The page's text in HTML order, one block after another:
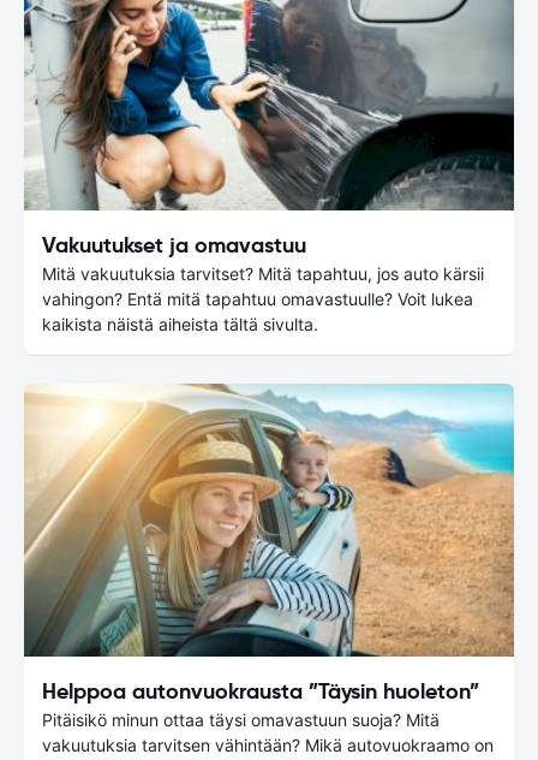
Vakuutukset ja omavastuu
Mitä vakuutuksia tarvitset? Mitä tapahtuu, jos auto kärsii
vahingon? Entä mitä tapahtuu omavastuulle? Voit lukea
kaikista näistä aiheista tältä sivulta.
Helppoa autonvuokrausta ”Täysin huoleton”
Pitäisikö minun ottaa täysi omavastuun suoja? Mitä
vakuutuksia tarvitsen vähintään? Mikä autovuokraamo on